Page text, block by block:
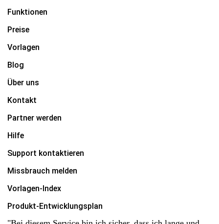
Funktionen
Preise
Vorlagen
Blog
Über uns
Kontakt
Partner werden
Hilfe
Support kontaktieren
Missbrauch melden
Vorlagen-Index
Produkt-Entwicklungsplan